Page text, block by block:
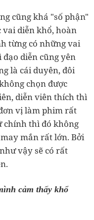
cũng khá "số phận"
vai diễn khổ, hoàn
từng có những vai
diễn cũng yên
là cái duyên, đôi
chọn được
diễn viên thích thì
vị làm phim rất
chính thì đó không
mắn rất lớn. Bởi
vậy sẽ có rất
cảm thấy khổ